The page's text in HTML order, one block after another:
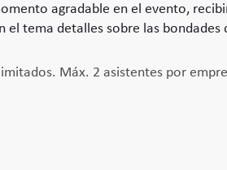
agradable en el evento,
el tema detalles sobre las bondades
Máx. 2 asistentes por